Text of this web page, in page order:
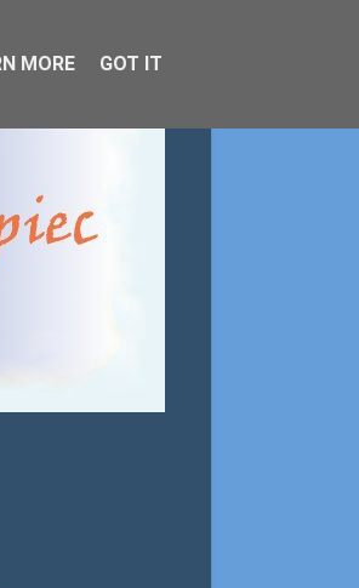
MORE GOT IT